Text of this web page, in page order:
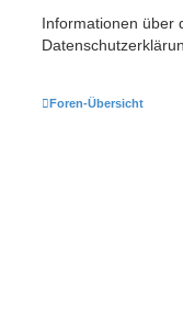
Informationen über
Foren-Übersicht